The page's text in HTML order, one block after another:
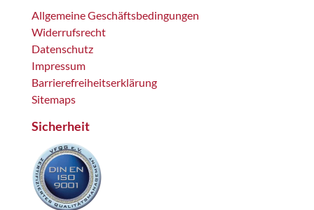
Allgemeine Geschäftsbedingungen
Widerrufsrecht
Datenschutz
Impressum
Barrierefreiheitserklärung
Sitemaps
Sicherheit